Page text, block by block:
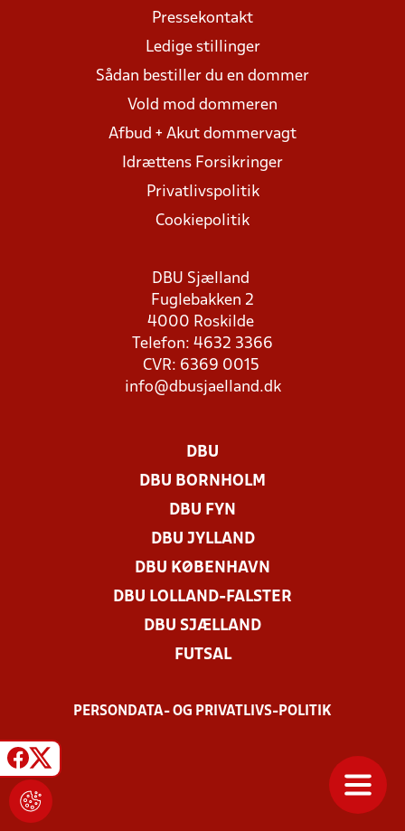
Pressekontakt
Ledige stillinger
Sådan bestiller du en dommer
Vold mod dommeren
Afbud + Akut dommervagt
Idrættens Forsikringer
Privatlivspolitik
Cookiepolitik
DBU Sjælland
Fuglebakken 2
4000 Roskilde
Telefon: 4632 3366
CVR: 6369 0015
info@dbusjaelland.dk
DBU
DBU BORNHOLM
DBU FYN
DBU JYLLAND
DBU KØBENHAVN
DBU LOLLAND-FALSTER
DBU SJÆLLAND
FUTSAL
PERSONDATA- OG PRIVATLIVS-POLITIK